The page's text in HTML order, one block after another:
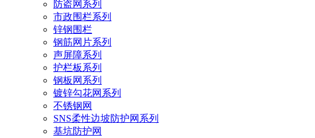
防盗网系列
市政围栏系列
锌钢围栏
钢筋网片系列
声屏障系列
护栏板系列
钢板网系列
镀锌勾花网系列
不锈钢网
SNS柔性边坡防护网系列
基坑防护网